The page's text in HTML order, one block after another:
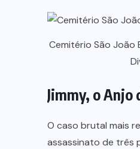
Cemitério São João
Jimmy, o Anjo
O caso brutal mais
assassinato de três